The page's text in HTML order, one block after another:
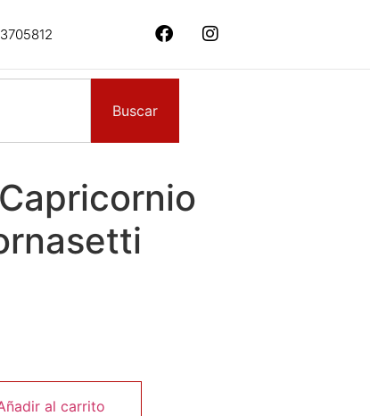
Buscar
al carrito